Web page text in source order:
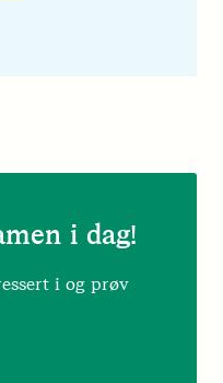
i dag!
i og prøv